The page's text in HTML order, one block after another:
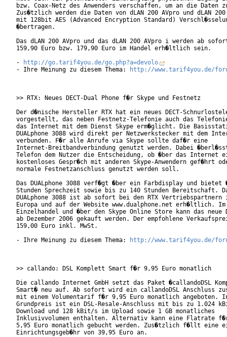
bzw. Coax-Netz des Anwenders verschaffen, um an die Daten
Zus�tzlich werden die Daten von dLAN 200 AVpro und dLAN
mit 128bit AES (Advanced Encryption Standard)
�bertragen.
Das dLAN 200 AVpro und das dLAN 200 AVpro i werden ab
159,90 Euro bzw. 179,90 Euro im Handel erh�ltlich sein.
-
http://go.tarif4you.de/go.php?a=devolo
- Ihre Meinung zu diesem Thema:
http://www.tarif4you.de/
>> RTX: Neues DECT-Dual Phone f�r Skype und Festnetz
Der d�nische Hersteller RTX hat ein neues DECT-
vorgestellt, das neben Festnetz-Telefonie auch das
das Internet mit dem Dienst Skype erm�glicht. Die
DUALphone 3088 wird direkt per Netzwerkstecker mit dem
verbunden. F�r alle Anrufe via Skype sollte daf�r eine
Internet-Breitbandverbindung genutzt werden. Dabei
Telefon dem Nutzer die Entscheidung, ob �ber das Internet
kostenloses Gespr�ch mit anderen Skype-Anwendern gef�hrt
normale Festnetzanschluss genutzt werden soll.
Das DUALphone 3088 verf�gt �ber ein Farbdisplay und bietet
Stunden Sprechzeit sowie bis zu 140 Stunden Bereitschaft.
DUALphone 3088 ist ab sofort bei den RTX Vertriebspartnern
Europa und auf der Website www.dualphone.net erh�ltlich. Im
Einzelhandel und �ber den Skype Online Store kann das neue
ab Dezember 2006 gekauft werden. Der empfohlene
159,00 Euro inkl. MwSt.
- Ihre Meinung zu diesem Thema:
http://www.tarif4you.de/
>> callando: DSL Komplett Smart f�r 9,95 Euro monatlich
Die callando Internet GmbH setzt das Paket �callandoDSL
Smart� neu auf. Ab sofort wird ein callandoDSL Anschluss
mit einem Volumentarif f�r 9,95 Euro monatlich angeboten.
Grundpreis ist ein DSL-Resale-Anschluss mit bis zu 1.024
Download und 128 kBit/s im Upload sowie 1 GB monatliches
Inklusivvolumen enthalten. Alternativ kann eine Flatrate
5,95 Euro monatlich gebucht werden. Zus�tzlich f�llt eine
Einrichtungsgeb�hr von 39,95 Euro an.